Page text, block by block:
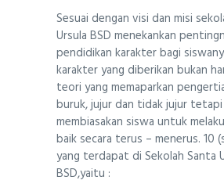
Sesuai dengan visi dan misi
Ursula BSD menekankan
pendidikan karakter bagi
karakter yang diberikan bukan
teori yang memaparkan
buruk, jujur dan tidak jujur tetapi
membiasakan siswa untuk
baik secara terus – menerus. 10
yang terdapat di Sekolah Santa
BSD,yaitu :